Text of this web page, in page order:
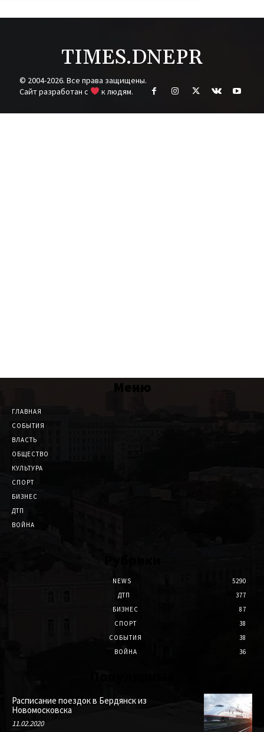
TIMES.DNEPR
© 2004-2026. Все права защищены.
Cайт разработан с
к людям.
Меню
ГЛАВНАЯ
СОБЫТИЯ
ВЛАСТЬ
ОБЩЕСТВО
КУЛЬТУРА
СПОРТ
БИЗНЕС
ДТП
ВОЙНА
NEWS
5290
ДТП
377
БИЗНЕС
87
СПОРТ
38
СОБЫТИЯ
38
ВОЙНА
36
Расписание поездок в Бердянск из
Новомосковска
11.02.2020